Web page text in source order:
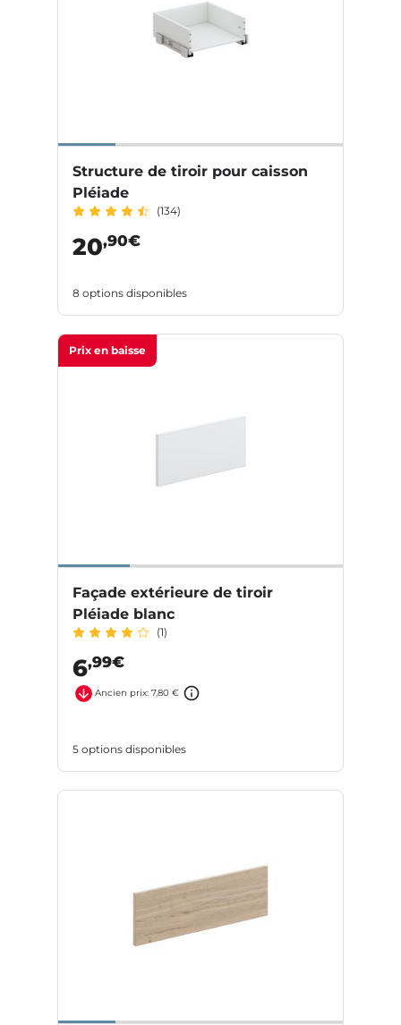
Structure de tiroir pour caisson
Pléiade
(134)
20,90€
8 options disponibles
Prix en baisse
Façade extérieure de tiroir
Pléiade blanc
(1)
6,99€
Ancien prix: 7,80 €
5 options disponibles